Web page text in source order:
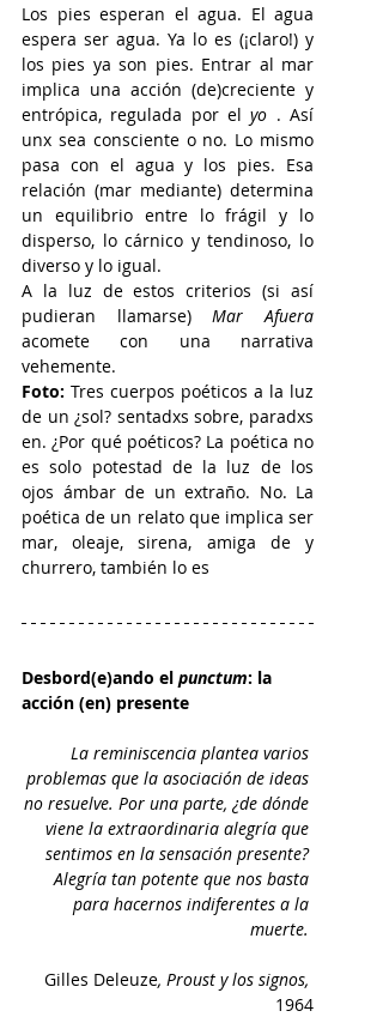
Los pies esperan el agua. El agua
espera ser agua. Ya lo es (¡claro!) y
los pies ya son pies. Entrar al mar
implica una acción (de)creciente y
entrópica, regulada por el yo . Así
unx sea consciente o no. Lo mismo
pasa con el agua y los pies. Esa
relación (mar mediante) determina
un equilibrio entre lo frágil y lo
disperso, lo cárnico y tendinoso, lo
diverso y lo igual.
A la luz de estos criterios (si así
pudieran llamarse) Mar Afuera
acomete con una narrativa
vehemente.
Foto: Tres cuerpos poéticos a la luz
de un ¿sol? sentadxs sobre, paradxs
en. ¿Por qué poéticos? La poética no
es solo potestad de la luz de los
ojos ámbar de un extraño. No. La
poética de un relato que implica ser
mar, oleaje, sirena, amiga de y
churrero, también lo es
Desbord(e)ando el punctum: la
acción (en) presente
La reminiscencia plantea varios
problemas que la asociación de ideas
no resuelve. Por una parte, ¿de dónde
viene la extraordinaria alegría que
sentimos en la sensación presente?
Alegría tan potente que nos basta
para hacernos indiferentes a la
muerte.
Gilles Deleuze, Proust y los signos,
1964